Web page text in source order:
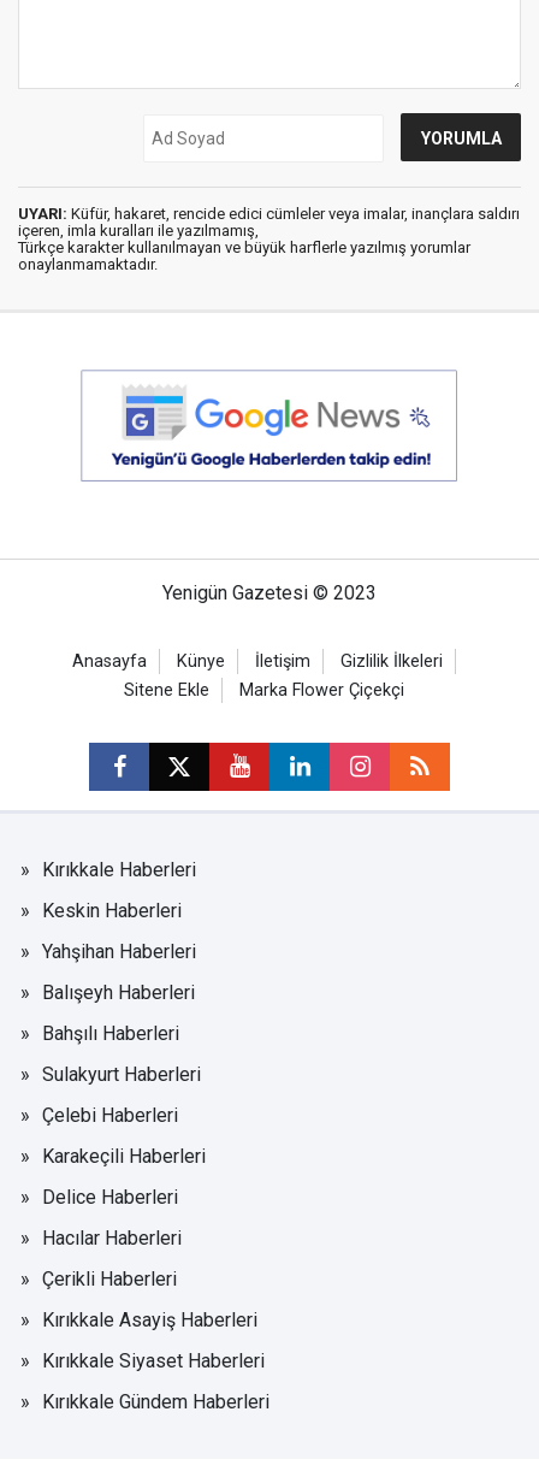
UYARI: Küfür, hakaret, rencide edici cümleler veya imalar, inançlara saldırı
içeren, imla kuralları ile yazılmamış,
Türkçe karakter kullanılmayan ve büyük harflerle yazılmış yorumlar
onaylanmamaktadır.
Yenigün Gazetesi © 2023
Anasayfa Künye İletişim
Gizlilik İlkeleri
Sitene Ekle
Marka Flower Çiçekçi
Kırıkkale Haberleri
Keskin Haberleri
Yahşihan Haberleri
Balışeyh Haberleri
Bahşılı Haberleri
Sulakyurt Haberleri
Çelebi Haberleri
Karakeçili Haberleri
Delice Haberleri
Hacılar Haberleri
Çerikli Haberleri
Kırıkkale Asayiş Haberleri
Kırıkkale Siyaset Haberleri
Kırıkkale Gündem Haberleri